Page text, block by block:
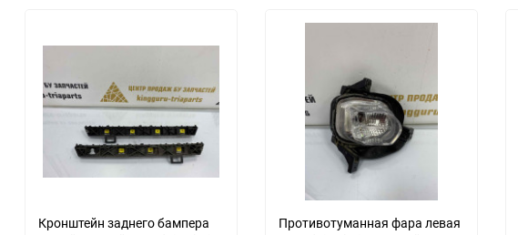
Кронштейн заднего бампера
Противотуманная фара левая